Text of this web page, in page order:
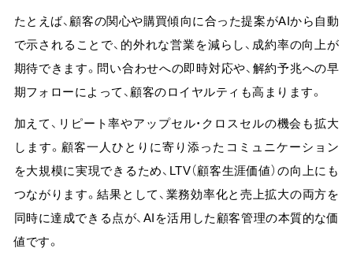
たとえば、 顧客の関心や購買傾向に合った提案がAIから自動
で示されることで、的外れな営業を減らし、成約率の向上が
期待できます。 問い合わせへの即時対応や、解約予兆への早
期フォローによって、顧客のロイヤルティも高まります。
加えて、リピート率やアップセル・クロスセルの機会も拡大
します。顧客一人ひとりに寄り添ったコミュニケーション
を大規模に実現できるため、LTV（顧客生涯価値）の向上にも
つながります。結果として、業務効率化と売上拡大の両方を
同時に達成できる点が、AIを活用した顧客管理の本質的な価
値です。